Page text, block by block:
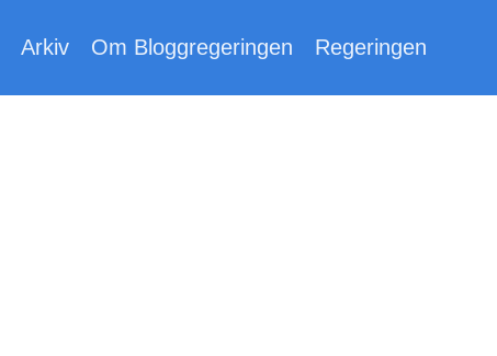
Arkiv Om Bloggregeringen Regeringen